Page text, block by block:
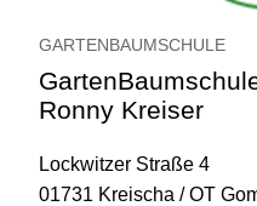
GARTENBAUMSCHULE
Ronny Kreiser
Lockwitzer Straße 4
01731 Kreischa / OT